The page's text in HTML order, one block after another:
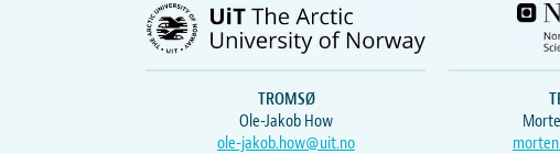
TROMSØ
Ole-Jakob How
ole-jakob.how@uit.no